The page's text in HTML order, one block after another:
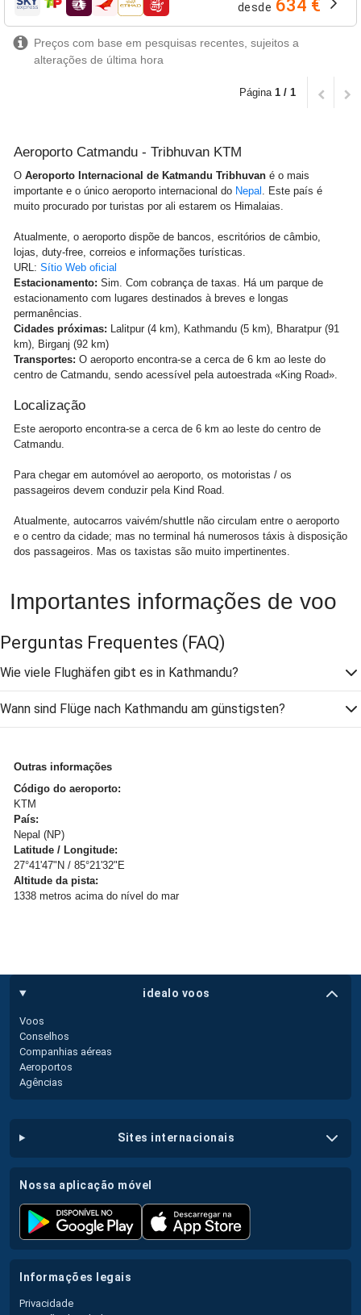
companhias aéreas desde 634 €
Preços com base em pesquisas recentes, sujeitos a
alterações de última hora
Página 1 / 1
Aeroporto Catmandu - Tribhuvan KTM
O Aeroporto Internacional de Katmandu Tribhuvan é o mais
importante e o único aeroporto internacional do Nepal . Este país é
muito procurado por turistas por ali estarem os Himalaias.
Atualmente, o aeroporto dispõe de bancos, escritórios de câmbio,
lojas, duty-free, correios e informações turísticas.
URL: Sítio Web oficial
Estacionamento: Sim. Com cobrança de taxas. Há um parque de
estacionamento com lugares destinados à breves e longas
permanências.
Cidades próximas: Lalitpur (4 km), Kathmandu (5 km), Bharatpur (91
km), Birganj (92 km)
Transportes: O aeroporto encontra-se a cerca de 6 km ao leste do
centro de Catmandu, sendo acessível pela autoestrada «King Road».
Localização
Este aeroporto encontra-se a cerca de 6 km ao leste do centro de
Catmandu.
Para chegar em automóvel ao aeroporto, os motoristas / os
passageiros devem conduzir pela Kind Road.
Atualmente, autocarros vaivém/shuttle não circulam entre o aeroporto
e o centro da cidade; mas no terminal há numerosos táxis à disposição
dos passageiros. Mas os taxistas são muito impertinentes.
Importantes informações de voo
Perguntas Frequentes (FAQ)
Wie viele Flughäfen gibt es in Kathmandu?
Wann sind Flüge nach Kathmandu am günstigsten?
Outras informações
Código do aeroporto:
KTM
País:
Nepal (NP)
Latitude / Longitude:
27°41'47"N / 85°21'32"E
Altitude da pista:
1338 metros acima do nível do mar
idealo voos
Voos
Conselhos
Companhias aéreas
Aeroportos
Agências
sites internacionais
nossa aplicação móvel
informações legais
Privacidade